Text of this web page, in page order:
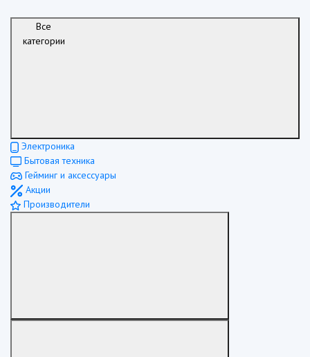
Все
категории
Электроника
Бытовая техника
Гейминг и аксессуары
Акции
Производители